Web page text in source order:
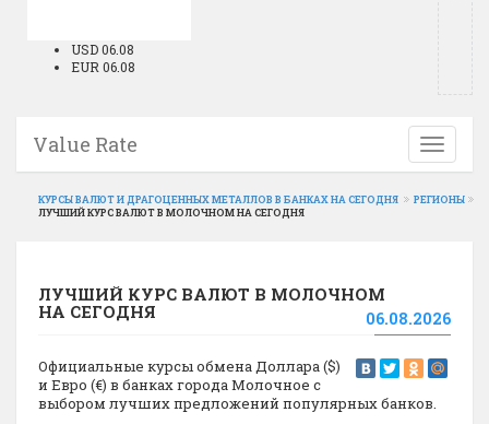
USD 06.08
EUR 06.08
Toggle
Value Rate
КУРСЫ ВАЛЮТ И ДРАГОЦЕННЫХ МЕТАЛЛОВ В БАНКАХ НА СЕГОДНЯ
РЕГИОНЫ
ЛУЧШИЙ КУРС ВАЛЮТ В МОЛОЧНОМ НА СЕГОДНЯ
ЛУЧШИЙ КУРС ВАЛЮТ В МОЛОЧНОМ
НА СЕГОДНЯ
06.08.2026
Официальные курсы обмена Доллара ($)
и Евро (€) в банках города Молочное с
выбором лучших предложений популярных банков.